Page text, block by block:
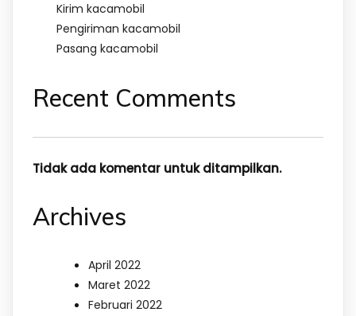
Kirim kacamobil
Pengiriman kacamobil
Pasang kacamobil
Recent Comments
Tidak ada komentar untuk ditampilkan.
Archives
April 2022
Maret 2022
Februari 2022